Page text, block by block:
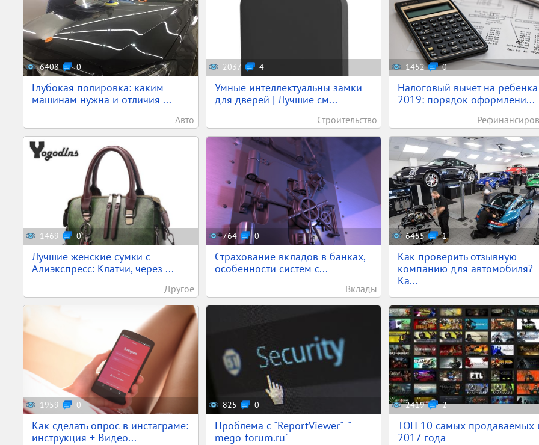
6408 0
Глубокая полировка: каким
машинам нужна и отличия ...
Авто
2037 4
Умные интеллектуальны замки
для дверей | Лучшие см...
Строительство
1452 0
Налоговый вычет на ребенка
2019: порядок оформлени...
1469 0
Лучшие женские сумки с
Алиэкспресс: Клатчи, через ...
Другое
764 0
Страхование вкладов в банках,
особенности систем с...
Вклады
6455 1
Как проверить отзывную
компанию для автомобиля?
Ка...
1959 0
Как сделать опрос в инстаграме:
инструкция + Видео...
825 0
Проблема с "ReportViewer" -"
mego-forum.ru"
2419 2
ТОП 10 самых продаваемых
2017 года